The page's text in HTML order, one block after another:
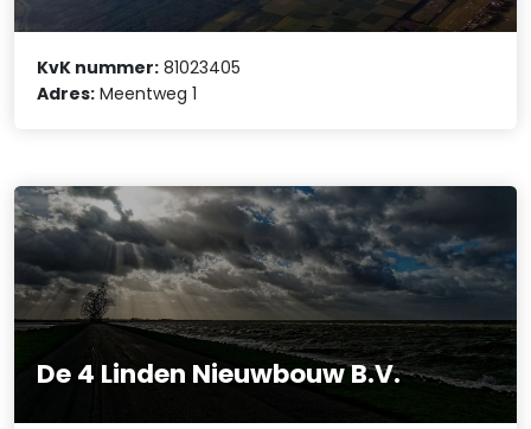
KvK nummer: 81023405
Adres: Meentweg 1
De 4 Linden Nieuwbouw B.V.